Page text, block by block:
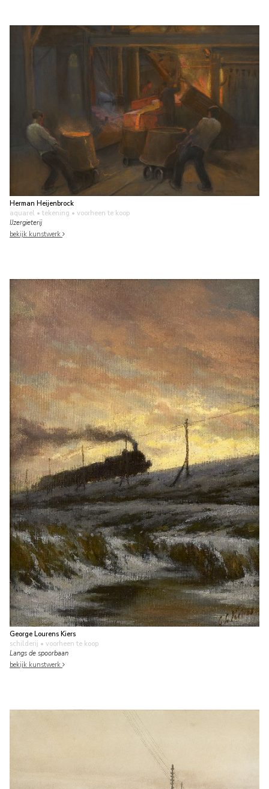
Herman Heijenbrock
aquarel • tekening • voorheen te koop
IJzergieterij
bekijk kunstwerk
George Lourens Kiers
schilderij • voorheen te koop
Langs de spoorbaan
bekijk kunstwerk